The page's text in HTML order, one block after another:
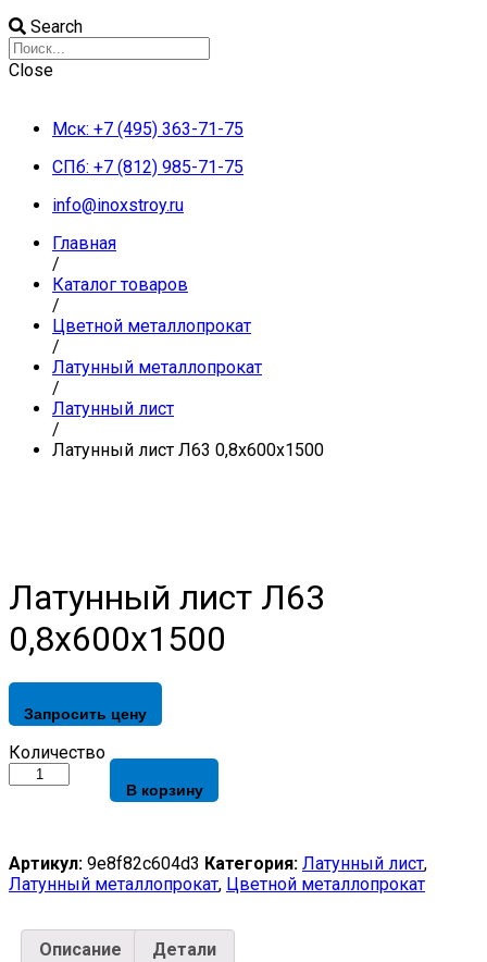
Search
Close
Мск: +7 (495) 363-71-75
СПб: +7 (812) 985-71-75
info@inoxstroy.ru
Главная
/
Каталог товаров
/
Цветной металлопрокат
/
Латунный металлопрокат
/
Латунный лист
/
Латунный лист Л63 0,8х600х1500
Латунный лист Л63
0,8х600х1500
Запросить цену
Латунный
лист
Количество
В корзину
Артикул: 9e8f82c604d3 Категория: Латунный лист,
Латунный металлопрокат, Цветной металлопрокат
Описание Детали